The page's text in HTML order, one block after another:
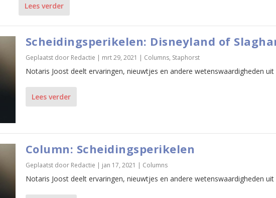
Lees verder
Scheidingsperikelen: Disneyland of
Geplaatst door Redactie | mrt 29, 2021 | Columns, Staphorst
Notaris Joost deelt ervaringen, nieuwtjes en andere wetenswaardigheden uit
Lees verder
Column: Scheidingsperikelen
Geplaatst door Redactie | jan 17, 2021 | Columns
Notaris Joost deelt ervaringen, nieuwtjes en andere wetenswaardigheden uit